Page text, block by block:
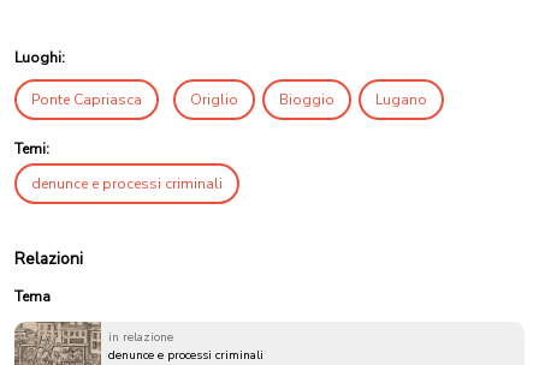
Luoghi:
Ponte Capriasca Origlio Bioggio Lugano
Temi:
denunce e processi criminali
Relazioni
Tema
in relazione
denunce e processi criminali